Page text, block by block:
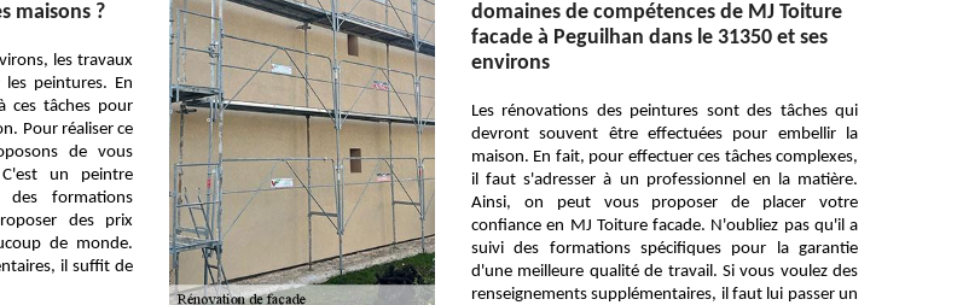
maisons ?
les travaux
peintures. En
ces tâches pour
Pour réaliser ce
de vous
un peintre
formations
des prix
de monde.
il suffit de
domaines de compétences de MJ Toiture
facade à Peguilhan dans le 31350 et ses
environs
Les rénovations des peintures sont des tâches qui
devront souvent être effectuées pour embellir la
maison. En fait, pour effectuer ces tâches complexes,
il faut s'adresser à un professionnel en la matière.
Ainsi, on peut vous proposer de placer votre
confiance en MJ Toiture facade. N'oubliez pas qu'il a
suivi des formations spécifiques pour la garantie
d'une meilleure qualité de travail. Si vous voulez des
renseignements supplémentaires, il faut lui passer un